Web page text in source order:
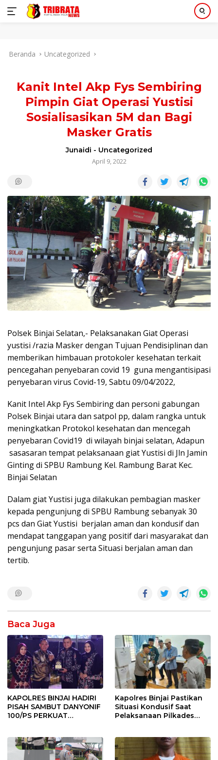
Beranda Uncategorized
Kanit Intel Akp Fys Sembiring
Pimpin Giat Operasi Yustisi
Sosialisasikan 5M dan Bagi
Masker Gratis
Junaidi - Uncategorized
April 9, 2022
Polsek Binjai Selatan,- Pelaksanakan Giat Operasi
yustisi /razia Masker dengan Tujuan Pendisiplinan dan
memberikan himbauan protokoler kesehatan terkait
pencegahan penyebaran covid 19 guna mengantisipasi
penyebaran virus Covid-19, Sabtu 09/04/2022,
Kanit Intel Akp Fys Sembiring dan personi gabungan
Polsek Binjai utara dan satpol pp, dalam rangka untuk
meningkatkan Protokol kesehatan dan mencegah
penyebaran Covid19 di wilayah binjai selatan, Adapun
sasasaran tempat pelaksanaan giat Yustisi di Jln Jamin
Ginting di SPBU Rambung Kel. Rambung Barat Kec.
Binjai Selatan
Dalam giat Yustisi juga dilakukan pembagian masker
kepada pengunjung di SPBU Rambung sebanyak 30
pcs dan Giat Yustisi berjalan aman dan kondusif dan
mendapat tanggapan yang positif dari masyarakat dan
pengunjung pasar serta Situasi berjalan aman dan
tertib.
Baca Juga
KAPOLRES BINJAI HADIRI
PISAH SAMBUT DANYONIF
100/PS PERKUAT
Kapolres Binjai Pastikan
Situasi Kondusif Saat
Pelaksanaan Pilkades